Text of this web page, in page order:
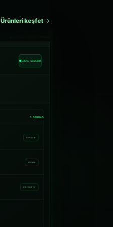
Ürünleri keşfet
LOCAL SESSION
3 SIGNALS
REVIEW
KNOWN
PRIORITY